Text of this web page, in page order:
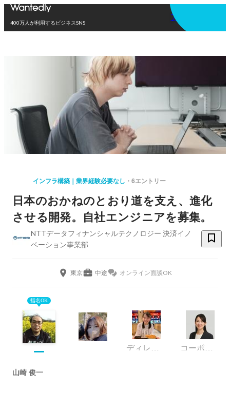
400万人が利用するビジネスSNS
アプリを使う
インフラ構築｜業界経験必要なし 6エントリー
日本のおかねのとおり道を支え、進化
させる開発。自社エンジニアを募集。
NTTデータフィナンシャルテクノロジー 決済イノ
ベーション事業部
東京 中途 オンライン面談OK
指名OK
ディレクター コーポレート・スタッフ
山崎 俊一